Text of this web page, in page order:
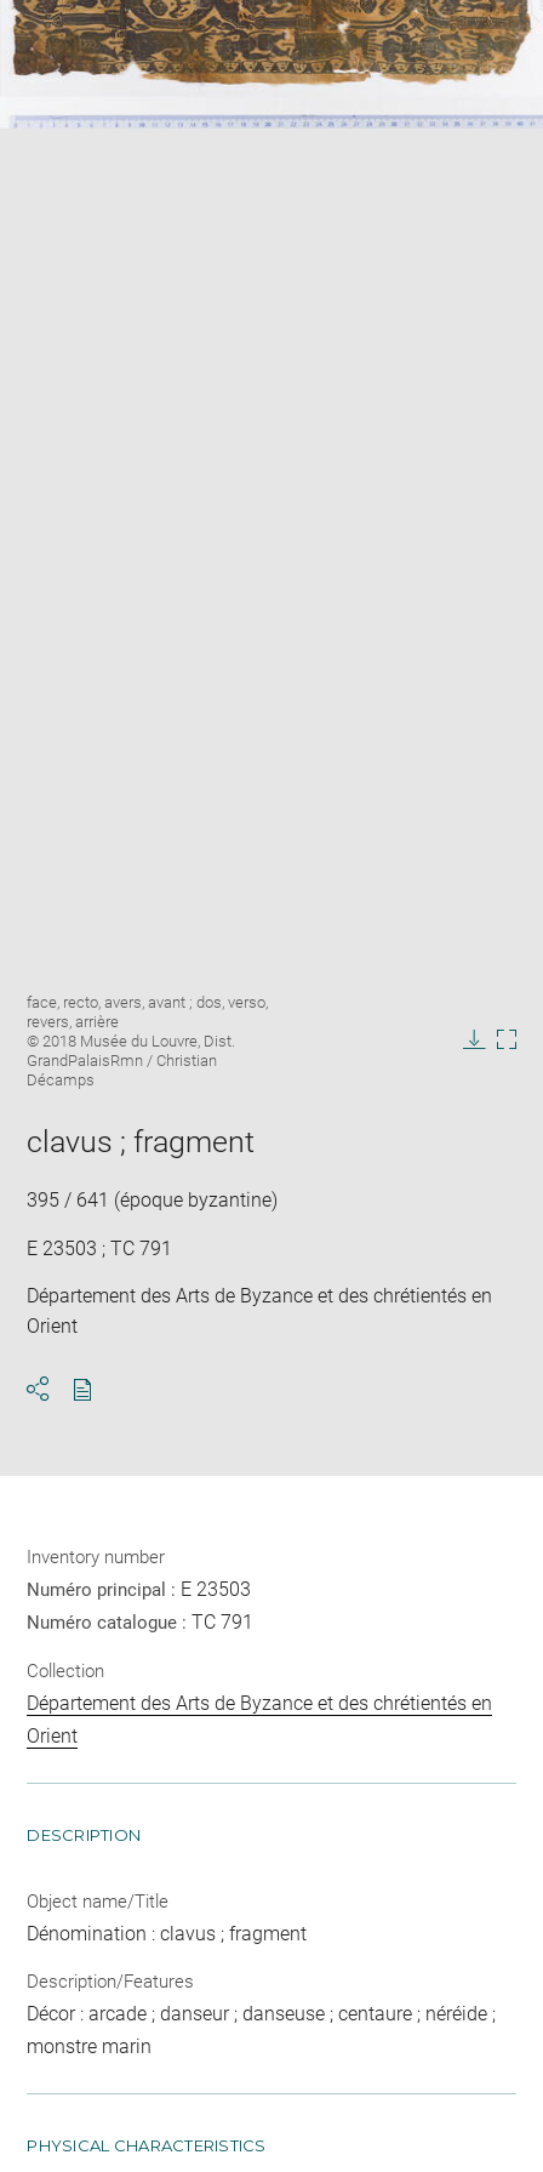
Image
caption:
face, recto, avers, avant ; dos, verso,
revers, arrière
© 2018 Musée du Louvre, Dist.
GrandPalaisRmn / Christian
Décamps
clavus ; fragment
395 / 641 (époque byzantine)
E 23503 ; TC 791
Département des Arts de Byzance et des chrétientés en
Orient
Inventory number
Numéro principal : E 23503
Numéro catalogue :TC 791
Collection
Département des Arts de Byzance et des chrétientés en
Orient
DESCRIPTION
Object name/Title
Dénomination : clavus ; fragment
Description/Features
Décor : arcade ; danseur ; danseuse ; centaure ; néréide ;
monstre marin
PHYSICAL CHARACTERISTICS